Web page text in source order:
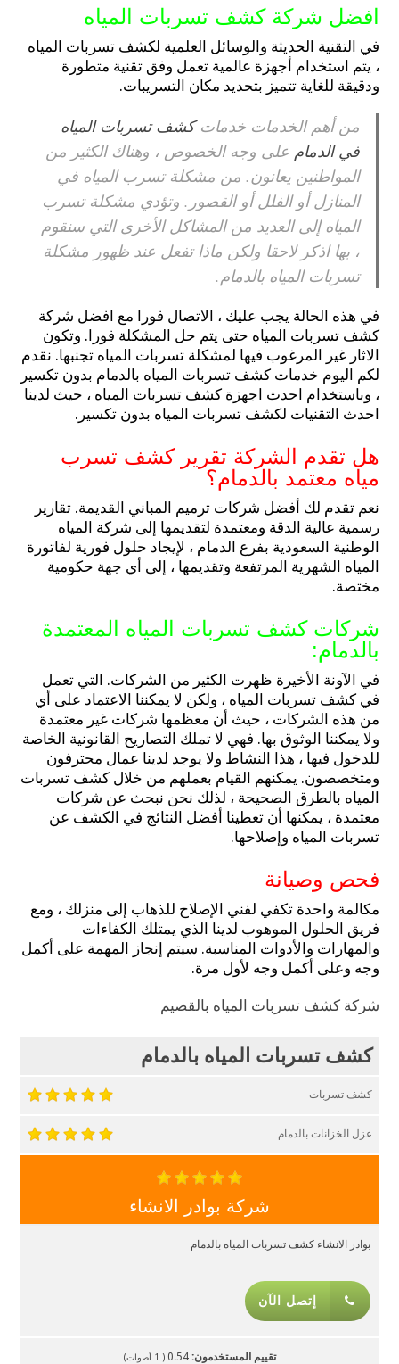
افضل شركة كشف تسربات المياه
في التقنية الحديثة والوسائل العلمية لكشف تسربات المياه
، يتم استخدام أجهزة عالمية تعمل وفق تقنية متطورة
ودقيقة للغاية تتميز بتحديد مكان التسريبات.
من أهم الخدمات خدماتكشف تسربات المياه
في الدمام على وجه الخصوص ، وهناك الكثير من
المواطنين يعانون. من مشكلة تسرب المياه في
المنازل أو الفلل أو القصور. وتؤدي مشكلة تسرب
المياه إلى العديد من المشاكل الأخرى التي سنقوم
، بها اذكر لاحقا ولكن ماذا تفعل عند ظهور مشكلة
تسربات المياه بالدمام.
في هذه الحالة يجب عليك ، الاتصال فورا مع افضل شركة
كشف تسربات المياه حتى يتم حل المشكلة فورا. وتكون
الاثار غير المرغوب فيها لمشكلة تسربات المياه تجنبها. نقدم
لكم اليوم خدمات كشف تسربات المياه بالدمام بدون تكسير
، وباستخدام احدث اجهزة كشف تسربات المياه ، حيث لدينا
احدث التقنيات لكشف تسربات المياه بدون تكسير.
هل تقدم الشركة تقرير كشف تسرب
مياه معتمد بالدمام؟
نعم تقدم لك أفضل شركات ترميم المباني القديمة. تقارير
رسمية عالية الدقة ومعتمدة لتقديمها إلى شركة المياه
الوطنية السعودية بفرع الدمام ، لإيجاد حلول فورية لفاتورة
المياه الشهرية المرتفعة وتقديمها ، إلى أي جهة حكومية
مختصة.
شركات كشف تسربات المياه المعتمدة
بالدمام:
في الآونة الأخيرة ظهرت الكثير من الشركات. التي تعمل
في كشف تسربات المياه ، ولكن لا يمكننا الاعتماد على أي
من هذه الشركات ، حيث أن معظمها شركات غير معتمدة
ولا يمكننا الوثوق بها. فهي لا تملك التصاريح القانونية الخاصة
للدخول فيها ، هذا النشاط ولا يوجد لدينا عمال محترفون
ومتخصصون. يمكنهم القيام بعملهم من خلال كشف تسربات
المياه بالطرق الصحيحة ، لذلك نحن نبحث عن شركات
معتمدة ، يمكنها أن تعطينا أفضل النتائج في الكشف عن
تسربات المياه وإصلاحها.
فحص وصيانة
مكالمة واحدة تكفي لفني الإصلاح للذهاب إلى منزلك ، ومع
فريق الحلول الموهوب لدينا الذي يمتلك الكفاءات
والمهارات والأدوات المناسبة. سيتم إنجاز المهمة على أكمل
وجه وعلى أكمل وجه لأول مرة.
شركة كشف تسربات المياه بالقصيم
كشف تسربات المياه بالدمام
كشف تسربات
عزل الخزانات بالدمام
شركة بوادر الانشاء
بوادر الانشاء كشف تسربات المياه بالدمام
إتصل الآن
تقييم المستخدمون:0.54
(
1 أصوات)